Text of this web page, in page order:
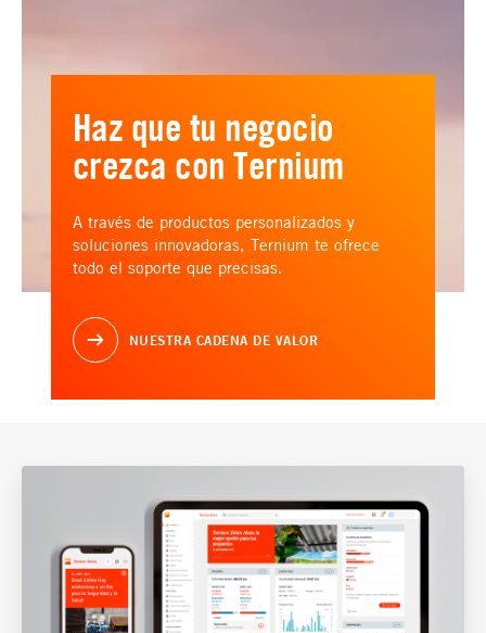
Haz que tu negocio
crezca con Ternium
A través de productos personalizados y
soluciones innovadoras, Ternium te ofrece
todo el soporte que precisas.
NUESTRA CADENA DE VALOR